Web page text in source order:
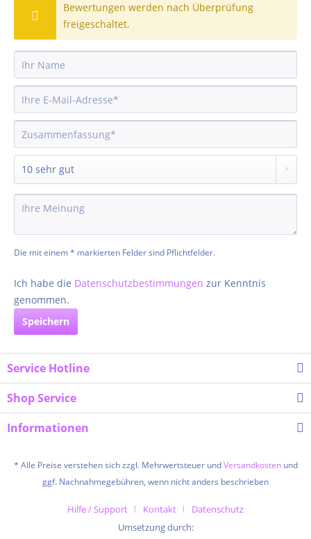
Bewertungen werden nach Überprüfung
freigeschaltet.
Die mit einem * markierten Felder sind Pflichtfelder.
Ich habe die Datenschutzbestimmungen zur Kenntnis
genommen.
Speichern
Service Hotline
Shop Service
Informationen
* Alle Preise verstehen sich zzgl. Mehrwertsteuer undVersandkostenund
ggf. Nachnahmegebühren, wenn nicht anders beschrieben
Hilfe / Support Kontakt
Datenschutz
Umsetzung durch: